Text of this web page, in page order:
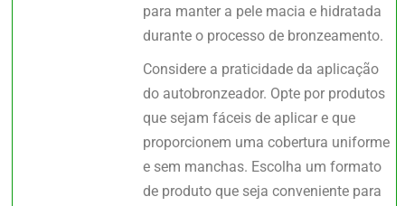
para manter a pele macia e hidratada
durante o processo de bronzeamento.
Considere a praticidade da aplicação
do autobronzeador. Opte por produtos
que sejam fáceis de aplicar e que
proporcionem uma cobertura uniforme
e sem manchas. Escolha um formato
de produto que seja conveniente para